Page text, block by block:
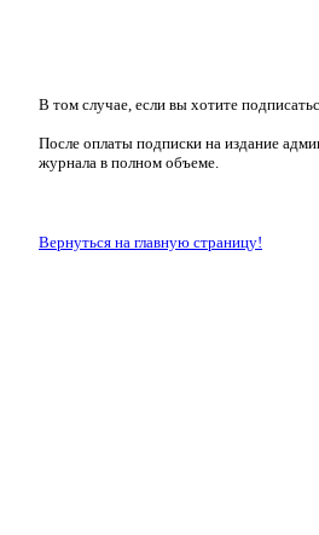
В том случае, если вы хотите
После оплаты подписки на издание
журнала в полном объеме.
Вернуться на главную страницу!